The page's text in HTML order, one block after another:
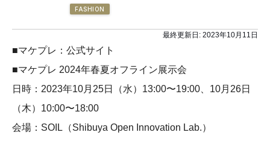
FASHION
最終更新日: 2023年10月11日
■マケプレ：公式サイト
■マケプレ 2024年春夏オフライン展示会
日時：2023年10月25日（水）13:00〜19:00、10月26日
（木）10:00〜18:00
会場：SOIL（Shibuya Open Innovation Lab.）